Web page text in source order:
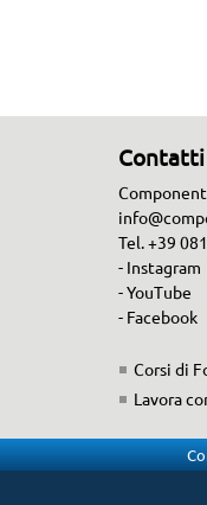
Contatti
Tel. +39
- Instagram
- YouTube
- Facebook
Corsi di
Lavora